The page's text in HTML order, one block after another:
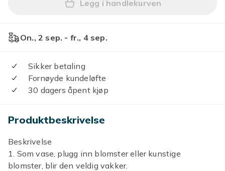
Legg Blomstervase
Legg i handlekurven
On., 2 sep. - fr., 4 sep.
Sikker betaling
Fornøyde kundeløfte
30 dagers åpent kjøp
Produktbeskrivelse
Beskrivelse
1. Som vase, plugg inn blomster eller kunstige
blomster, blir den veldig vakker.